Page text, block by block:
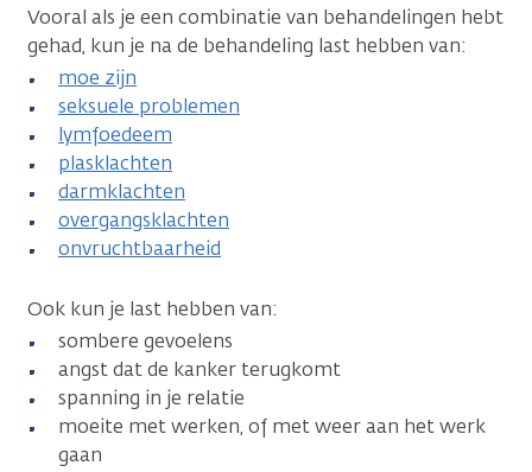
Vooral als je een combinatie van behandelingen hebt
gehad, kun je na de behandeling last hebben van:
moe zijn
seksuele problemen
lymfoedeem
plasklachten
darmklachten
overgangsklachten
onvruchtbaarheid
Ook kun je last hebben van:
sombere gevoelens
angst dat de kanker terugkomt
spanning in je relatie
moeite met werken, of met weer aan het werk
gaan